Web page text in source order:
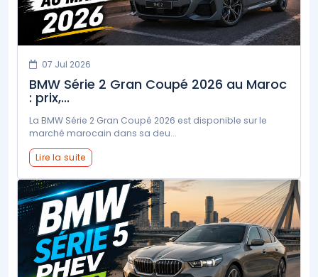
07 Jul 2026
BMW Série 2 Gran Coupé 2026 au Maroc
: prix,...
La BMW Série 2 Gran Coupé 2026 est disponible sur le
marché marocain dans sa deu...
Lire la suite